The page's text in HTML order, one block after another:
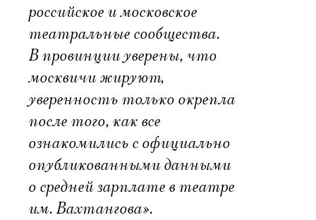
российское и московское
театральные сообщества.
В провинции уверены, что
москвичи жируют,
уверенность только окрепла
после того, как все
ознакомились с официально
опубликованными данными
о средней зарплате в театре
им. Вахтангова».